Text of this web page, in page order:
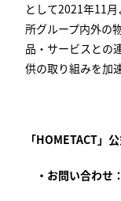
として2021年11
所グループ内外の
品・サービスとの
供の取り組みを加
「HOMETACT」
・お問い合わせ：